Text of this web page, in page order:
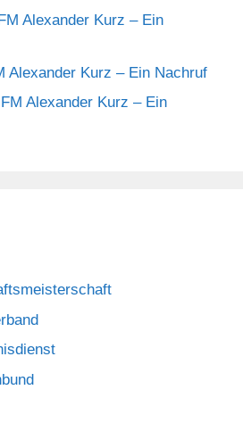
Alexander Kurz – Ein
Alexander Kurz – Ein Nachruf
FM Alexander Kurz – Ein